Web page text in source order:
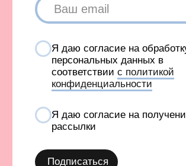
КОМПАНИЯ META, КОТОРОЙ ПРИНАДЛЕЖАТ FACEBOOK
И INSTAGRAM, ПРИЗНАНА ЭКСТРЕМИСТСКОЙ И
СОЗДАНИЕ САЙТА AN